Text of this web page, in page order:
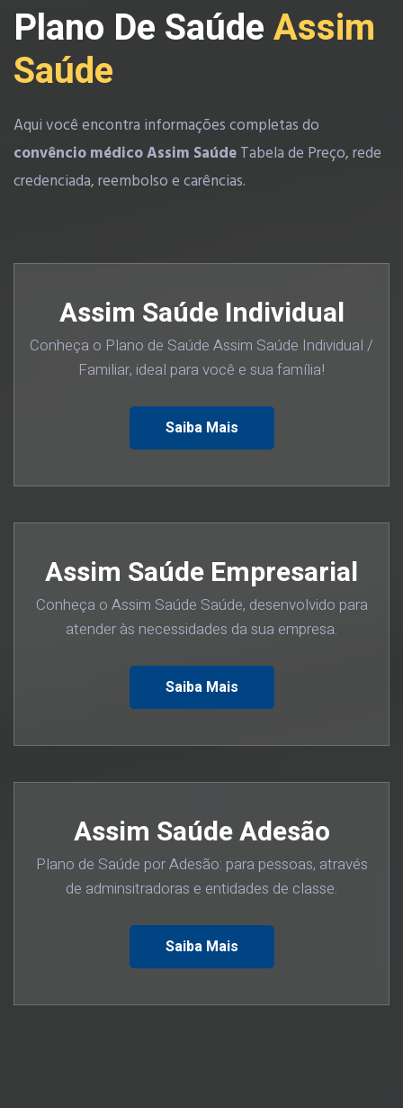
Plano De SaúdeAssim
Saúde
Aqui você encontra informações completas do
convêncio médico Assim Saúde Tabela de Preço, rede
credenciada, reembolso e carências.
Assim Saúde Individual
Conheça o Plano de Saúde Assim Saúde Individual /
Familiar, ideal para você e sua família!
Saiba Mais
Assim Saúde Empresarial
Conheça o Assim Saúde Saúde, desenvolvido para
atender às necessidades da sua empresa.
Saiba Mais
Assim Saúde Adesão
Plano de Saúde por Adesão: para pessoas, através
de adminsitradoras e entidades de classe.
Saiba Mais